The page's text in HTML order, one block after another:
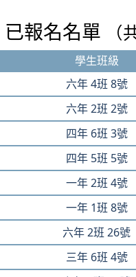
已報名名單 （
學生班級
六年 4班 8號
六年 2班 2號
四年 6班 3號
四年 5班 5號
一年 2班 4號
一年 1班 8號
六年2班 26號
三年 6班 4號